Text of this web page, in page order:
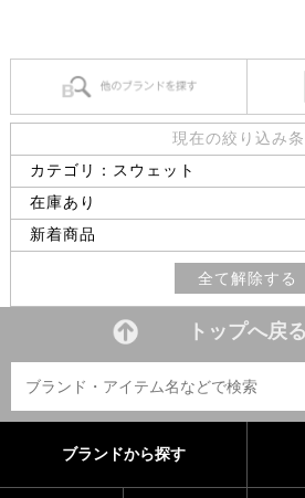
現在の絞り込み
カテゴリ：スウェット
在庫あり
新着商品
全て解除する
トップへ戻る
ブランドから探す